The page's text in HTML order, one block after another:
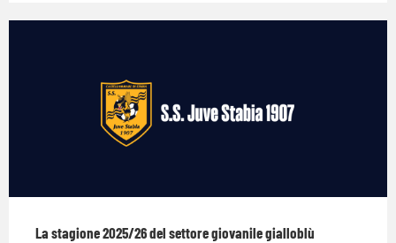
La stagione 2025/26 del settore giovanile gialloblù